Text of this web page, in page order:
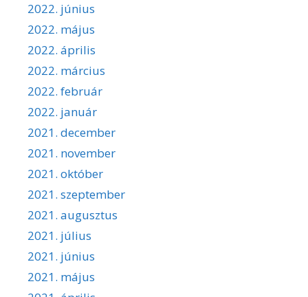
2022. június
2022. május
2022. április
2022. március
2022. február
2022. január
2021. december
2021. november
2021. október
2021. szeptember
2021. augusztus
2021. július
2021. június
2021. május